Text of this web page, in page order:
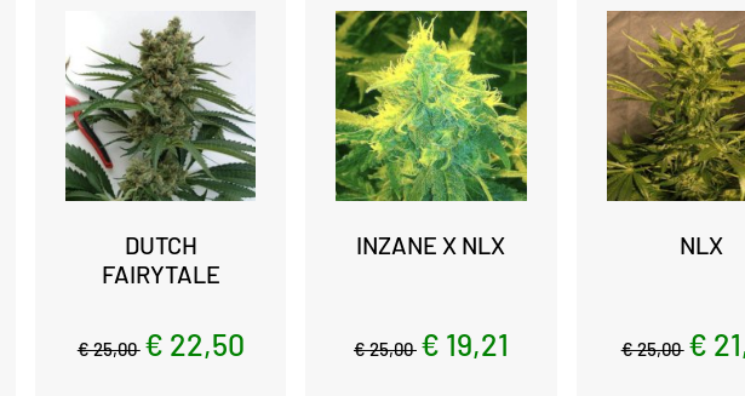
DUTCH
FAIRYTALE
€ 25,00 € 22,50
INZANE X NLX
€ 25,00 € 19,21
NLX
€ 25,00 €